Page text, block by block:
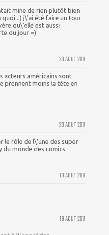
mine de rien plutôt bien
j\'ai été faire un tour
qu\'elle est aussi
du jour =)
20 AOUT 2011
acteurs américains sont
prennent moins la tête en
20 AOUT 2011
le rôle de l\'une des super
du monde des comics.
19 AOUT 2011
19 AOUT 2011